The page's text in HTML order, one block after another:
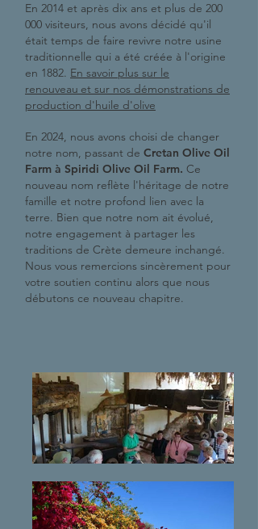
En 2014 et après dix ans et plus de 200
000 visiteurs, nous avons décidé qu'il
était temps de faire revivre notre usine
traditionnelle qui a été créée à l'origine
en 1882. En savoir plus sur le
renouveau et sur nos démonstrations de
production d'huile d'olive
En 2024, nous avons choisi de changer
notre nom, passant de Cretan Olive Oil
Farm à Spiridi Olive Oil Farm. Ce
nouveau nom reflète l'héritage de notre
famille et notre profond lien avec la
terre. Bien que notre nom ait évolué,
notre engagement à partager les
traditions de Crète demeure inchangé.
Nous vous remercions sincèrement pour
votre soutien continu alors que nous
débutons ce nouveau chapitre.